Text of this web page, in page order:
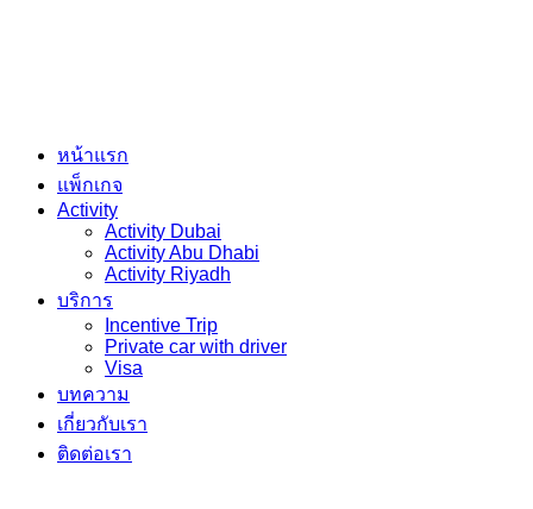
หน้าแรก
แพ็กเกจ
Activity
Activity Dubai
Activity Abu Dhabi
Activity Riyadh
บริการ
Incentive Trip
Private car with driver
Visa
บทความ
เกี่ยวกับเรา
ติดต่อเรา